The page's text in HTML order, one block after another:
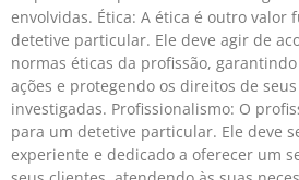
envolvidas. Ética: A ética é outro valor
detetive particular. Ele deve agir de
normas éticas da profissão,
ações e protegendo os direitos de
investigadas. Profissionalismo: O
para um detetive particular. Ele deve
experiente e dedicado a oferecer um